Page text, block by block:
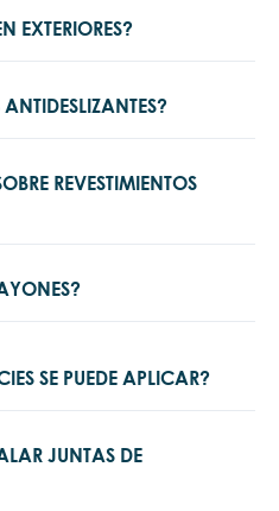
EXTERIORES?
REVESTIMIENTOS
SE PUEDE APLICAR?
JUNTAS DE